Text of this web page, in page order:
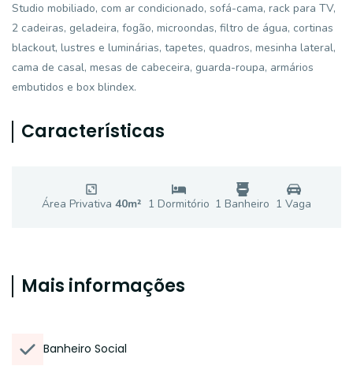
Studio mobiliado, com ar condicionado, sofá-cama, rack para TV,
2 cadeiras, geladeira, fogão, microondas, filtro de água, cortinas
blackout, lustres e luminárias, tapetes, quadros, mesinha lateral,
cama de casal, mesas de cabeceira, guarda-roupa, armários
embutidos e box blindex.
Características
Área Privativa 40m² 1 Dormitório 1 Banheiro 1 Vaga
Mais informações
Banheiro Social